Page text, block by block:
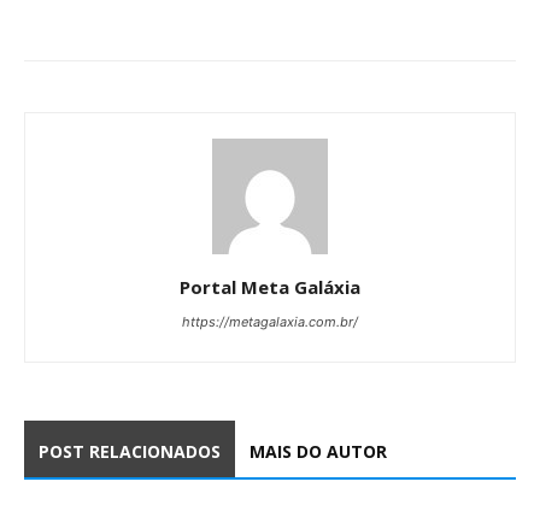
Portal Meta Galáxia
https://metagalaxia.com.br/
POST RELACIONADOS MAIS DO AUTOR